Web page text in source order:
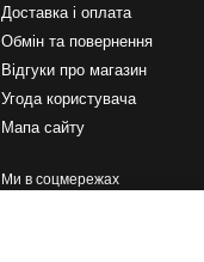
Доставка і оплата
Обмін та повернення
Відгуки про магазин
Угода користувача
Мапа сайту
Ми в соцмережах